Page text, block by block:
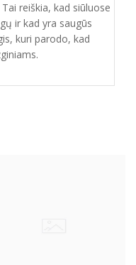
reiškia, kad siūluose
ir kad yra saugūs
kuri parodo, kad